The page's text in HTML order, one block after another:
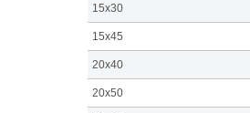
15x30
15x45
20x40
20x50